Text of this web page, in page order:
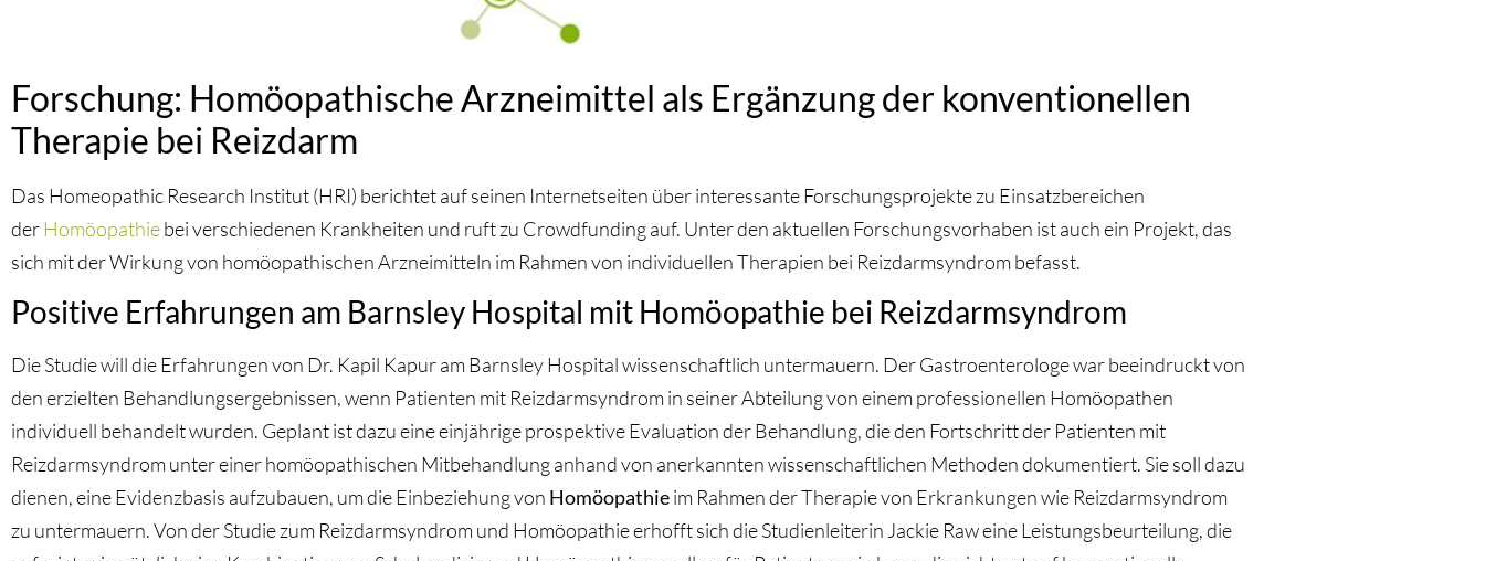
Forschung: Homöopathische Arzneimittel als Ergänzung der konventionellen
Therapie bei Reizdarm
Das Homeopathic Research Institut (HRI) berichtet auf seinen Internetseiten über interessante Forschungsprojekte zu Einsatzbereichen
derHomöopathiebei verschiedenen Krankheiten und ruft zu Crowdfunding auf. Unter den aktuellen Forschungsvorhaben ist auch ein Projekt, das
sich mit der Wirkung von homöopathischen Arzneimitteln im Rahmen von individuellen Therapien bei Reizdarmsyndrom befasst.
Positive Erfahrungen am Barnsley Hospital mit Homöopathie bei Reizdarmsyndrom
Die Studie will die Erfahrungen von Dr. Kapil Kapur am Barnsley Hospital wissenschaftlich untermauern. Der Gastroenterologe war beeindruckt von
den erzielten Behandlungsergebnissen, wenn Patienten mit Reizdarmsyndrom in seiner Abteilung von einem professionellen Homöopathen
individuell behandelt wurden. Geplant ist dazu eine einjährige prospektive Evaluation der Behandlung, die den Fortschritt der Patienten mit
Reizdarmsyndrom unter einer homöopathischen Mitbehandlung anhand von anerkannten wissenschaftlichen Methoden dokumentiert. Sie soll dazu
dienen, eine Evidenzbasis aufzubauen, um die Einbeziehung von Homöopathieim Rahmen der Therapie von Erkrankungen wie Reizdarmsyndrom
zu untermauern. Von der Studie zum Reizdarmsyndrom und Homöopathie erhofft sich die Studienleiterin Jackie Raw eine Leistungsbeurteilung, die